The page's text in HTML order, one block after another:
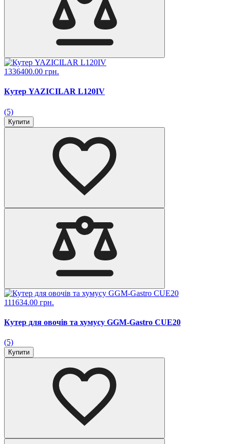
1336400.00 грн.
Кутер YAZICILAR L120IV
(5)
Купити
111634.00 грн.
Кутер для овочів та хумусу GGM-Gastro CUE20
(5)
Купити